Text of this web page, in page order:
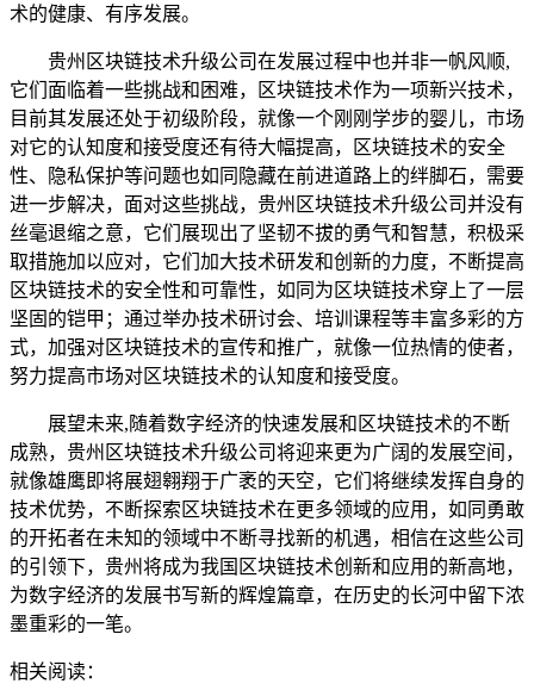
术的健康、有序发展。
贵州区块链技术升级公司在发展过程中也并非一帆风顺,
它们面临着一些挑战和困难，区块链技术作为一项新兴技术，
目前其发展还处于初级阶段，就像一个刚刚学步的婴儿，市场
对它的认知度和接受度还有待大幅提高，区块链技术的安全
性、隐私保护等问题也如同隐藏在前进道路上的绊脚石，需要
进一步解决，面对这些挑战，贵州区块链技术升级公司并没有
丝毫退缩之意，它们展现出了坚韧不拔的勇气和智慧，积极采
取措施加以应对，它们加大技术研发和创新的力度，不断提高
区块链技术的安全性和可靠性，如同为区块链技术穿上了一层
坚固的铠甲；通过举办技术研讨会、培训课程等丰富多彩的方
式，加强对区块链技术的宣传和推广，就像一位热情的使者，
努力提高市场对区块链技术的认知度和接受度。
展望未来,随着数字经济的快速发展和区块链技术的不断
成熟，贵州区块链技术升级公司将迎来更为广阔的发展空间，
就像雄鹰即将展翅翱翔于广袤的天空，它们将继续发挥自身的
技术优势，不断探索区块链技术在更多领域的应用，如同勇敢
的开拓者在未知的领域中不断寻找新的机遇，相信在这些公司
的引领下，贵州将成为我国区块链技术创新和应用的新高地，
为数字经济的发展书写新的辉煌篇章，在历史的长河中留下浓
墨重彩的一笔。
相关阅读：